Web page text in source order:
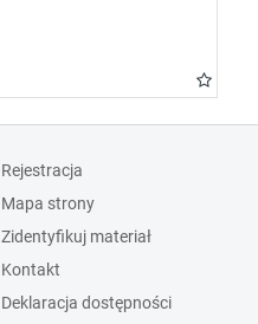
Rejestracja
Mapa strony
Zidentyfikuj materiał
Kontakt
Deklaracja dostępności